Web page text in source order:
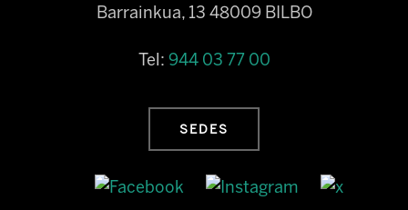
Barrainkua, 13 48009 BILBO
Tel: 944 03 77 00
SEDES